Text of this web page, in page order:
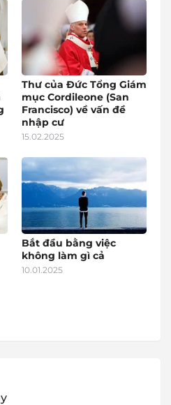
Thư của Đức Tổng Giám
mục Cordileone (San
Francisco) về vấn đề
nhập cư
15.02.2025
Bắt đầu bằng việc
không làm gì cả
10.01.2025